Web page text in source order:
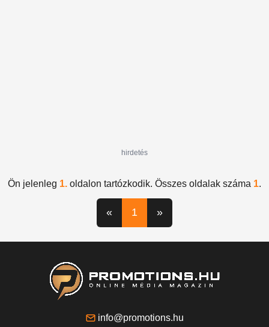
hirdetés
Ön jelenleg 1. oldalon tartózkodik. Összes oldalak száma 1.
« 1 »
info@promotions.hu